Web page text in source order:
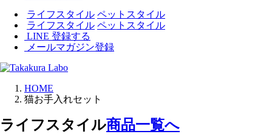
ライフスタイル ペットスタイル
ライフスタイル ペットスタイル
LINE 登録する
メールマガジン登録
HOME
猫お手入れセット
ライフスタイル商品一覧へ